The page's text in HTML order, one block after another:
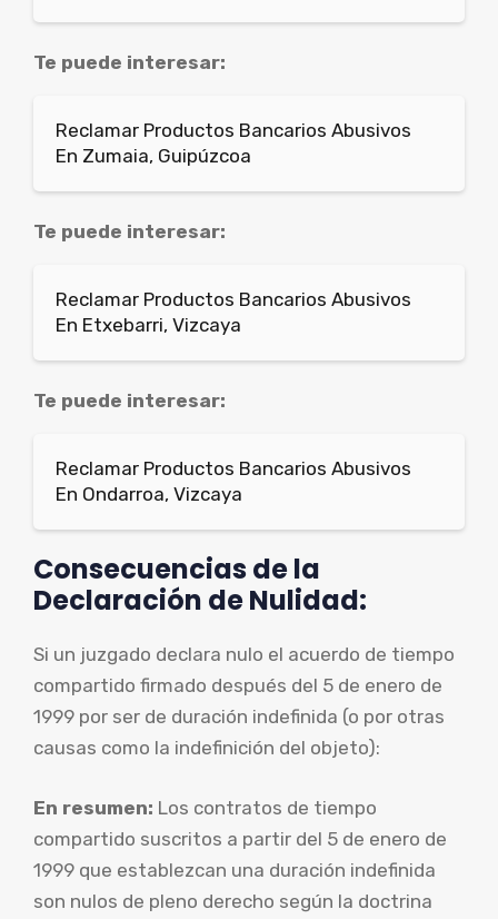
Te puede interesar:
Reclamar Productos Bancarios Abusivos
En Zumaia, Guipúzcoa
Te puede interesar:
Reclamar Productos Bancarios Abusivos
En Etxebarri, Vizcaya
Te puede interesar:
Reclamar Productos Bancarios Abusivos
En Ondarroa, Vizcaya
Consecuencias de la
Declaración de Nulidad:
Si un juzgado declara nulo el acuerdo de tiempo
compartido firmado después del 5 de enero de
1999 por ser de duración indefinida (o por otras
causas como la indefinición del objeto):
En resumen: Los contratos de tiempo
compartido suscritos a partir del 5 de enero de
1999 que establezcan una duración indefinida
son nulos de pleno derecho según la doctrina